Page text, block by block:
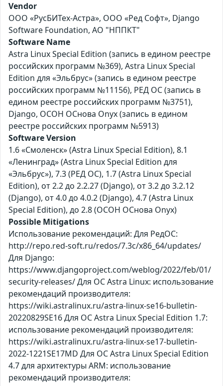
Vendor
ООО «РусБИТех-Астра», ООО «Ред Софт», Django
Software Foundation, АО "НППКТ"
Software Name
Astra Linux Special Edition (запись в едином реестре
российских программ №369), Astra Linux Special
Edition для «Эльбрус» (запись в едином реестре
российских программ №11156), РЕД ОС (запись в
едином реестре российских программ №3751),
Django, ОСОН ОСнова Оnyx (запись в едином
реестре российских программ №5913)
Software Version
1.6 «Смоленск» (Astra Linux Special Edition), 8.1
«Ленинград» (Astra Linux Special Edition для
«Эльбрус»), 7.3 (РЕД ОС), 1.7 (Astra Linux Special
Edition), от 2.2 до 2.2.27 (Django), от 3.2 до 3.2.12
(Django), от 4.0 до 4.0.2 (Django), 4.7 (Astra Linux
Special Edition), до 2.8 (ОСОН ОСнова Оnyx)
Possible Mitigations
Использование рекомендаций: Для РедОС:
http://repo.red-soft.ru/redos/7.3c/x86_64/updates/
Для Django:
https://www.djangoproject.com/weblog/2022/feb/01/
security-releases/ Для ОС Astra Linux: использование
рекомендаций производителя:
https://wiki.astralinux.ru/astra-linux-se16-bulletin-
20220829SE16 Для ОС Astra Linux Special Edition 1.7:
использование рекомендаций производителя:
https://wiki.astralinux.ru/astra-linux-se17-bulletin-
2022-1221SE17MD Для ОС Astra Linux Special Edition
4.7 для архитектуры ARM: использование
рекомендаций производителя: